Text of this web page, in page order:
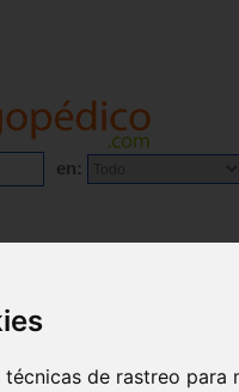
de rastreo para
en: